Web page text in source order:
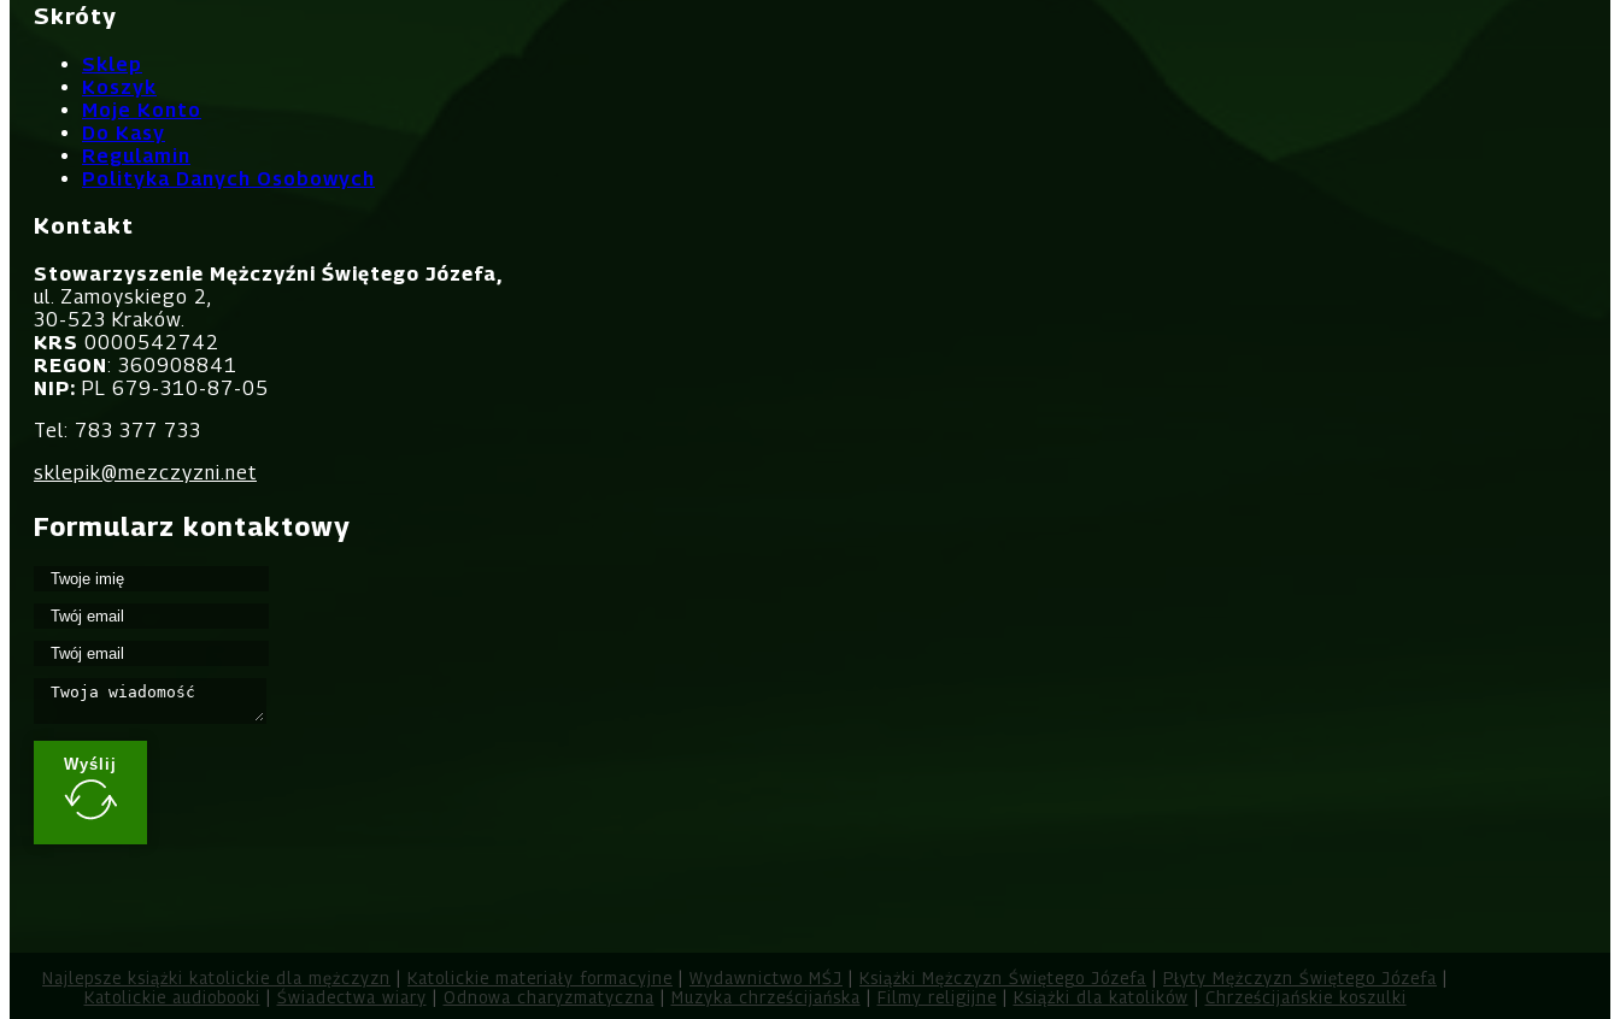
Skróty
Sklep
Koszyk
Moje Konto
Do Kasy
Regulamin
Polityka Danych Osobowych
Kontakt
Stowarzyszenie Mężczyźni Świętego Józefa,
ul. Zamoyskiego 2,
30-523 Kraków.
KRS 0000542742
REGON: 360908841
NIP: PL 679-310-87-05
Tel: 783 377 733
sklepik@mezczyzni.net
Formularz kontaktowy
Wyślij
Najlepsze książki katolickie dla mężczyzn Katolickie materiały formacyjne Wydawnictwo MŚJ Książki Mężczyzn Świętego Józefa Płyty Mężczyzn Świętego Józefa
Katolickie audiobooki
Świadectwa wiary Odnowa charyzmatyczna Muzyka chrześcijańska Filmy religijne Książki dla katolików Chrześcijańskie koszulki